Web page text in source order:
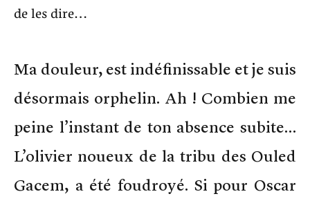
de les dire…
Ma douleur, est indéfinissable et je suis
désormais orphelin. Ah ! Combien me
peine l’instant de ton absence subite…
L’olivier noueux de la tribu des Ouled
Gacem, a été foudroyé. Si pour Oscar